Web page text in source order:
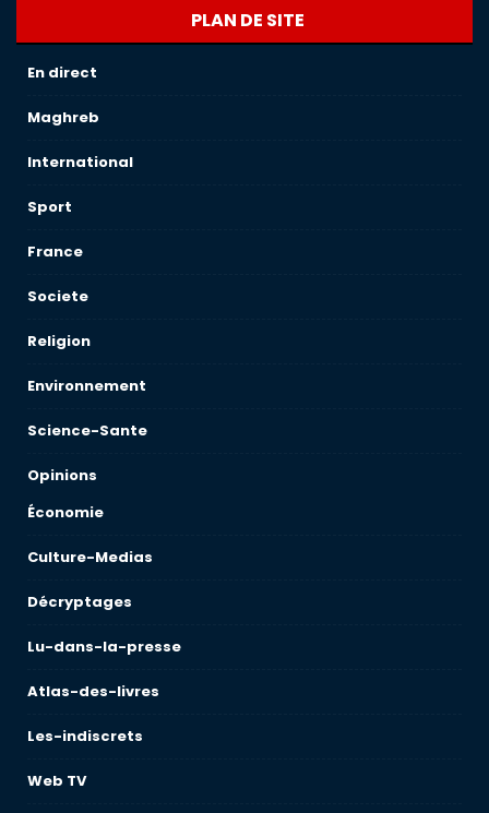
PLAN DE SITE
En direct
Maghreb
International
Sport
France
Societe
Religion
Environnement
Science-Sante
Opinions
Économie
Culture-Medias
Décryptages
Lu-dans-la-presse
Atlas-des-livres
Les-indiscrets
Web TV